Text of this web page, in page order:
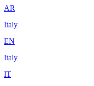
AR
Italy
EN
Italy
IT